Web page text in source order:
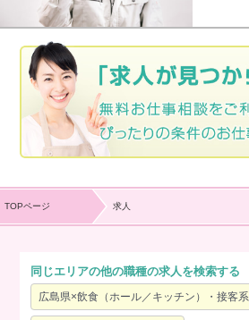
TOPページ 求人
同じエリアの他の職種の求人を検索する
広島県×飲食（ホール／キッチン）・接客系